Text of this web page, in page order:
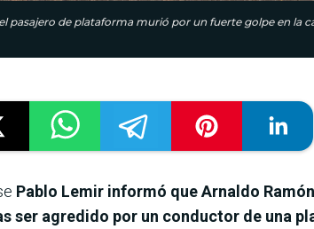
pasajero de plataforma murió por un fuerte golpe en la
Pablo Lemir informó que Arnaldo
ser agredido por un conductor de una